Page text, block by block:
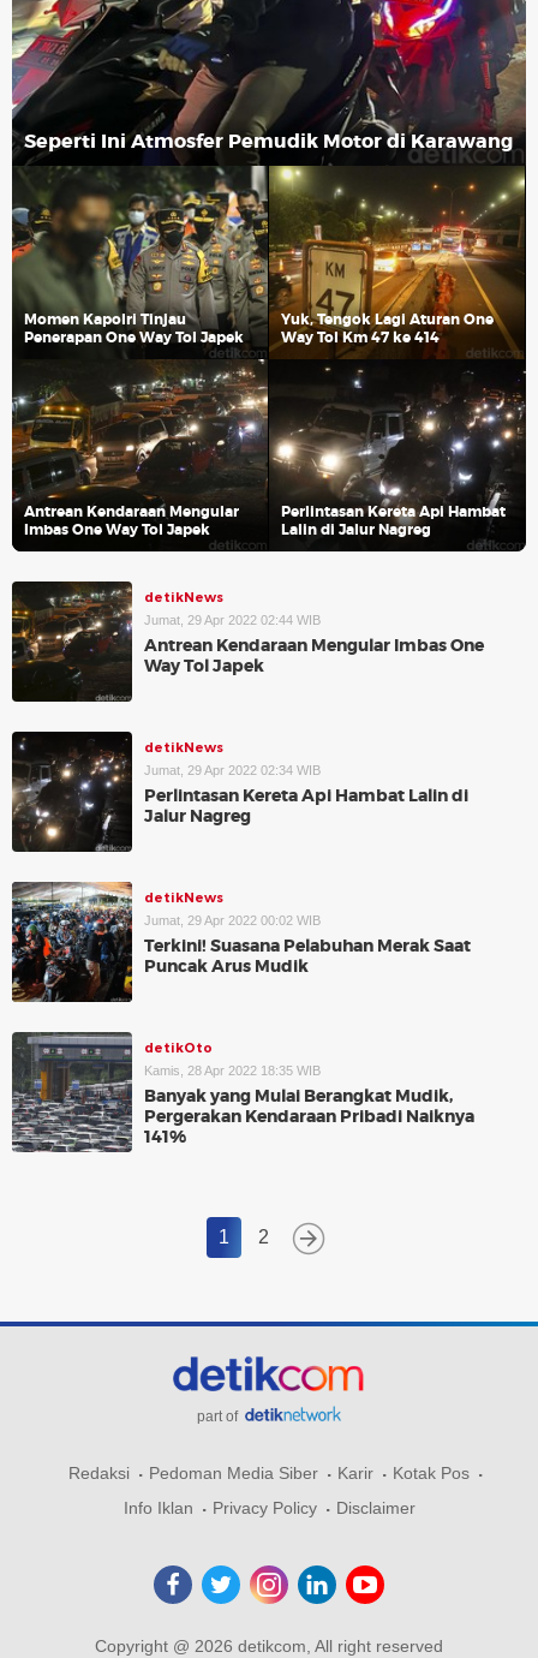
Seperti Ini Atmosfer Pemudik Motor di Karawang
Momen Kapolri Tinjau
Penerapan One Way Tol Japek
Yuk, Tengok Lagi Aturan One
Way Tol Km 47 ke 414
Antrean Kendaraan Mengular
Imbas One Way Tol Japek
Perlintasan Kereta Api Hambat
Lalin di Jalur Nagreg
detikNews
Jumat, 29 Apr 2022 02:44 WIB
Antrean Kendaraan Mengular Imbas One
Way Tol Japek
detikNews
Jumat, 29 Apr 2022 02:34 WIB
Perlintasan Kereta Api Hambat Lalin di
Jalur Nagreg
detikNews
Jumat, 29 Apr 2022 00:02 WIB
Terkini! Suasana Pelabuhan Merak Saat
Puncak Arus Mudik
detikOto
Kamis, 28 Apr 2022 18:35 WIB
Banyak yang Mulai Berangkat Mudik,
Pergerakan Kendaraan Pribadi Naiknya
141%
1 2
part of
Redaksi Pedoman Media Siber Karir
Kotak Pos
Info Iklan
Privacy Policy Disclaimer
Copyright @ 2026 detikcom, All right reserved